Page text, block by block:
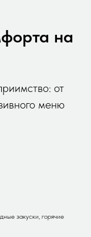
на
от
меню
закуски, горячие